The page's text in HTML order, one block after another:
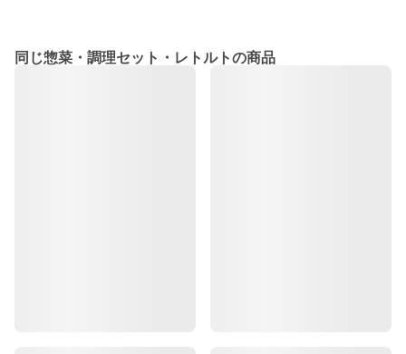
同じ惣菜・調理セット・レトルトの商品